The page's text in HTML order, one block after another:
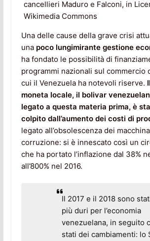
cancellieri Maduro e Falconi, in
Wikimedia Commons
Una delle cause della grave crisi
una poco lungimirante gestione
ha fondato le possibilità di
programmi nazionali sul commercio
cui il Venezuela ha notevoli riserve.
moneta locale, il bolivar
legato a questa materia prima, è
colpito dall’aumento dei costi di
legato all’obsolescenza dei
corruzione: si è innescato così un
che ha portato l’inflazione dal 38%
all’800% nel 2016.
Il 2017 e il 2018 sono
più duri per l’economia
venezuelana, in seguito
stati dei cambiamenti: lo